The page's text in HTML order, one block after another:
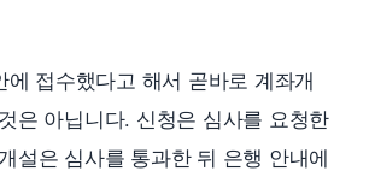
에 접수했다고 해서 곧바로 계좌개
은 아닙니다. 신청은 심사를 요청한
설은 심사를 통과한 뒤 은행 안내에